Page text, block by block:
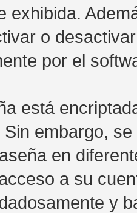
exhibida.
o
por el
está
embargo,
en
a su
y